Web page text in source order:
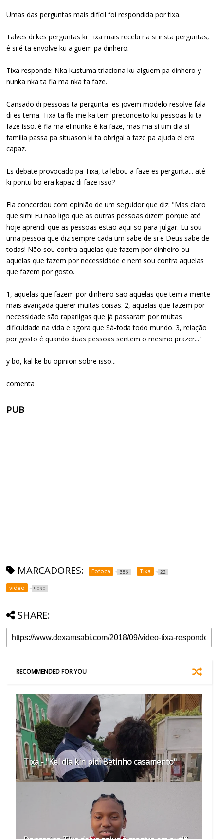
Umas das perguntas mais difícil foi respondida por tixa.
Talves di kes perguntas ki Tixa mais recebi na si insta perguntas,
é si é ta envolve ku alguem pa dinhero.
Tixa responde: Nka kustuma trlaciona ku alguem pa dinhero y
nunka nka ta fla ma nka ta faze.
Cansado di pessoas ta pergunta, es jovem modelo resolve fala
di es tema. Tixa ta fla me ka tem preconceito ku pessoas ki ta
faze isso. é fla ma el nunka é ka faze, mas ma si um dia si
familia passa pa situason ki ta obrigal a faze pa ajuda el era
capaz.
Es debate provocado pa Tixa, ta lebou a faze es pergunta... até
ki pontu bo era kapaz di faze isso?
Ela concordou com opinião de um seguidor que diz: "Mas claro
que sim! Eu não ligo que as outras pessoas dizem porque até
hoje aprendi que as pessoas estão aqui so para julgar. Eu sou
uma pessoa que diz sempre cada um sabe de si e Deus sabe de
todas! Não sou contra aquelas que fazem por dinheiro ou
aquelas que fazem por necessidade e nem sou contra aquelas
que fazem por gosto.
1, aquelas que fazem por dinheiro são aquelas que tem a mente
mais avançada querer muitas coisas. 2, aquelas que fazem por
necessidade são rapariigas que já passaram por muitas
dificuldade na vida e agora que Sá-foda todo mundo. 3, relação
por gosto é quando duas pessoas sentem o mesmo prazer..."
y bo, kal ke bu opinion sobre isso...
comenta
PUB
MARCADORES: Fofoca 386 Tixa 22
video 9090
SHARE:
RECOMMENDED FOR YOU
Tixa - "Kel dia kin pidi Betinho casamento"